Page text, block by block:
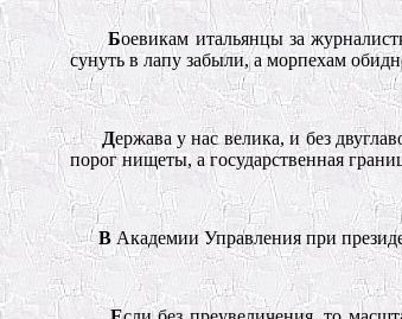
Боевикам итальянцы за
сунуть в лапу забыли, а морпехам
Держава у нас велика, и без
порог нищеты, а государственная
В Академии Управления при